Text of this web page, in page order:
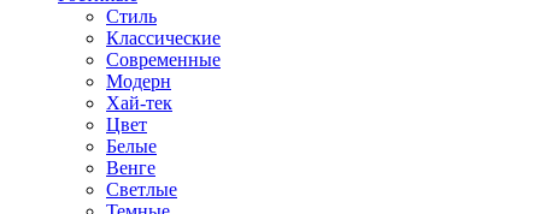
Стиль
Классические
Современные
Модерн
Хай-тек
Цвет
Белые
Венге
Светлые